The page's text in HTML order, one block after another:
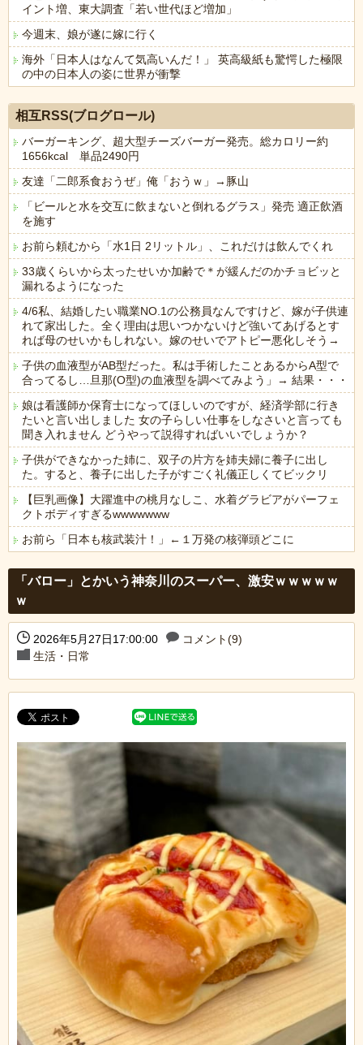
イント増、東大調査「若い世代ほど増加」
今週末、娘が遂に嫁に行く
海外「日本人はなんて気高いんだ！」 英高級紙も驚愕した極限
の中の日本人の姿に世界が衝撃
相互RSS(ブログロール)
バーガーキング、超大型チーズバーガー発売。総カロリー約
1656kcal 単品2490円
友達「二郎系食おうぜ」俺「おうｗ」→豚山
「ビールと水を交互に飲まないと倒れるグラス」発売 適正飲酒
を施す
お前ら頼むから「水1日 2リットル」、これだけは飲んでくれ
33歳くらいから太ったせいか加齢で＊が緩んだのかチョビッと
漏れるようになった
4/6私、結婚したい職業NO.1の公務員なんですけど、嫁が子供連
れて家出した。全く理由は思いつかないけど強いてあげるとす
れば母のせいかもしれない。嫁のせいでアトピー悪化しそう→
子供の血液型がAB型だった。私は手術したことあるからA型で
合ってるし…旦那(O型)の血液型を調べてみよう」→ 結果・・・
娘は看護師か保育士になってほしいのですが、経済学部に行き
たいと言い出しました 女の子らしい仕事をしなさいと言っても
聞き入れません どうやって説得すればいいでしょうか？
子供ができなかった姉に、双子の片方を姉夫婦に養子に出し
た。すると、養子に出した子がすごく礼儀正しくてビックリ
【巨乳画像】大躍進中の桃月なしこ、水着グラビアがパーフェ
クトボディすぎるwwwwwww
お前ら「日本も核武装汁！」←１万発の核弾頭どこに
「バロー」とかいう神奈川のスーパー、激安ｗｗｗｗｗ
ｗ
2026年5月27日17:00:00
コメント(9)
生活・日常